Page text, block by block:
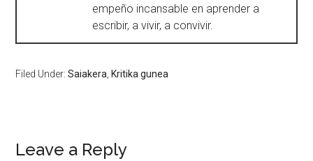
empeño incansable en aprender a
escribir, a vivir, a convivir.
Filed Under:Saiakera, Kritika gunea
Leave a Reply